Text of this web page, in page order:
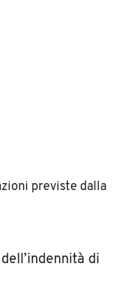
previste dalla
di